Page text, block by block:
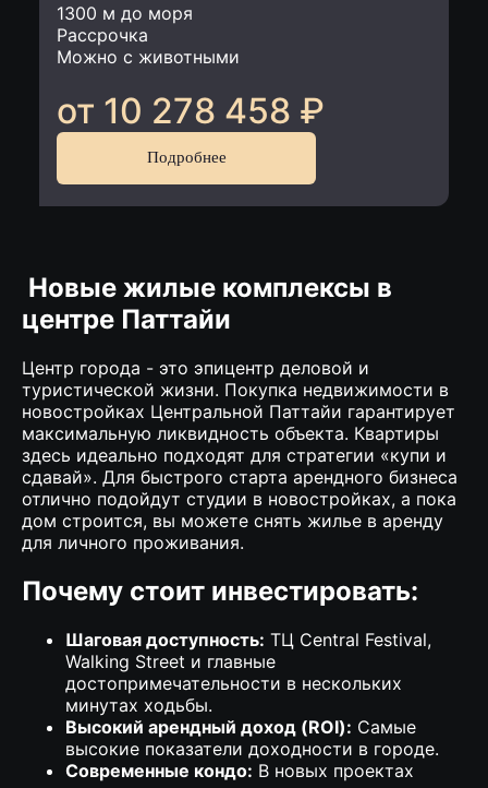
1300 м до моря
Рассрочка
Можно с животными
от 10 278 458 ₽
Подробнее
Новые жилые комплексы в
центре Паттайи
Центр города - это эпицентр деловой и
туристической жизни. Покупка недвижимости в
новостройках Центральной Паттайи гарантирует
максимальную ликвидность объекта. Квартиры
здесь идеально подходят для стратегии «купи и
сдавай». Для быстрого старта арендного бизнеса
отлично подойдут студии в новостройках, а пока
дом строится, вы можете снять жилье в аренду
для личного проживания.
Почему стоит инвестировать:
Шаговая доступность: ТЦ Central Festival,
Walking Street и главные
достопримечательности в нескольких
минутах ходьбы.
Высокий арендный доход (ROI): Самые
высокие показатели доходности в городе.
Современные кондо: В новых проектах